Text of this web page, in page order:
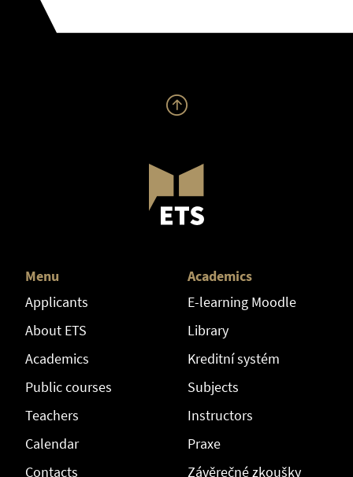
Menu
Applicants
About ETS
Academics
Public courses
Teachers
Calendar
Contacts
Academics
E-learning Moodle
Library
Kreditní systém
Subjects
Instructors
Praxe
Závěrečné zkoušky